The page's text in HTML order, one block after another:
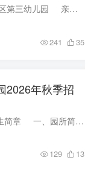
2026年招生简章 北京市大兴区第三幼儿园 亲爱的家长您好 北京市大兴区第三幼儿园 正在进行新学期招生工作 请适龄家长仔细阅读招生简章 按要求进行报名 幼儿园简介 ...
241 35
2026年秋季招
北京市大兴区第一幼儿园 招生简章 一、园所简介 北京市大兴区第一幼儿园于1958年建园，为教育部门幼儿园。现为一园两址，总园位于大兴区黄村镇兴业大街三合路1号，办园规...
129 13